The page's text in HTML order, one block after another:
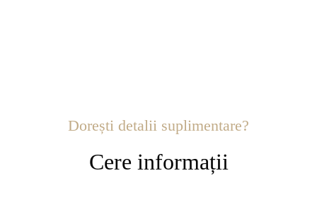
Dorești detalii suplimentare?
Cere informații